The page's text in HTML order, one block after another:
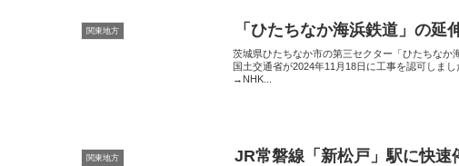
関東地方 「ひたちなか海浜鉄道」の延
茨城県ひたちなか市の第三セクター「ひたちなか
国土交通省が2024年11月18日に工事を認可しま
→NHK...
関東地方
JR常磐線「新松戸」駅に快